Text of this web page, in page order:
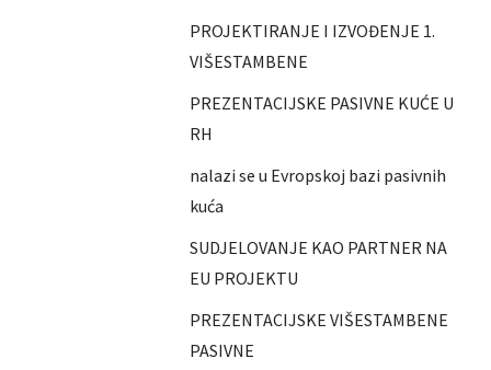
PROJEKTIRANJE I IZVOĐENJE 1.
VIŠESTAMBENE
PREZENTACIJSKE PASIVNE KUĆE U
RH
nalazi se u Evropskoj bazi pasivnih
kuća
SUDJELOVANJE KAO PARTNER NA
EU PROJEKTU
PREZENTACIJSKE VIŠESTAMBENE
PASIVNE